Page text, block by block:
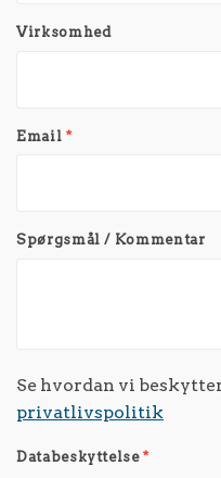
Virksomhed
Email *
Spørgsmål / Kommentar
Se hvordan vi
privatlivspolitik
Databeskyttelse*